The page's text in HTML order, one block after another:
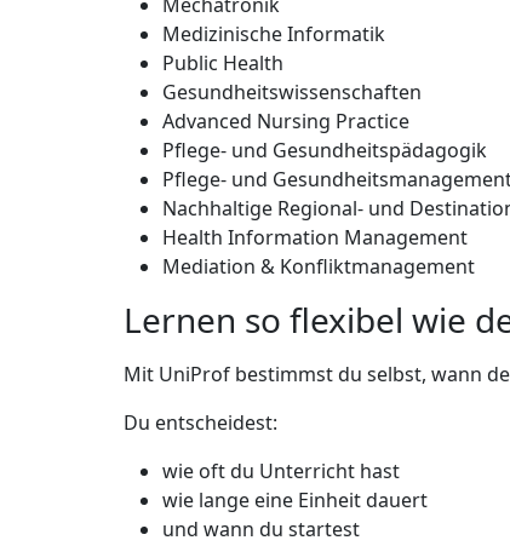
Medizinische Informatik
Public Health
Gesundheitswissenschaften
Advanced Nursing Practice
Pflege- und Gesundheitspädagogik
Pflege- und
Nachhaltige Regional- und
Health Information Management
Mediation & Konfliktmanagement
Lernen so flexibel wie
Mit UniProf bestimmst du selbst, wann
Du entscheidest:
wie oft du Unterricht hast
wie lange eine Einheit dauert
und wann du startest